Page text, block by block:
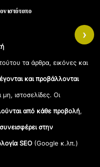
ιστότοπο
τα άρθρα, εικόνες και
και προβάλλονται
μη, ιστοσελίδες. Οι
από κάθε προβολή,
συνεισφέρει στην
SEO (Google κ.λπ.)
›